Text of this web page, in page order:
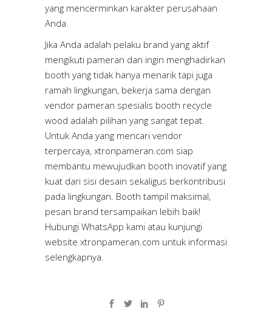
yang mencerminkan karakter perusahaan
Anda.
Jika Anda adalah pelaku brand yang aktif
mengikuti pameran dan ingin menghadirkan
booth yang tidak hanya menarik tapi juga
ramah lingkungan, bekerja sama dengan
vendor pameran spesialis booth recycle
wood adalah pilihan yang sangat tepat.
Untuk Anda yang mencari vendor
terpercaya, xtronpameran.com siap
membantu mewujudkan booth inovatif yang
kuat dari sisi desain sekaligus berkontribusi
pada lingkungan. Booth tampil maksimal,
pesan brand tersampaikan lebih baik!
Hubungi WhatsApp kami atau kunjungi
website xtronpameran.com untuk informasi
selengkapnya.